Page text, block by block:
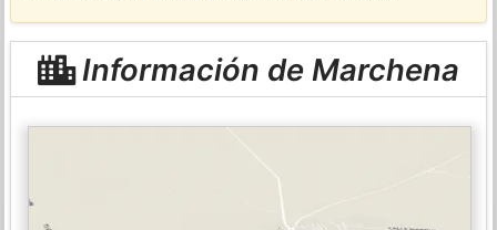
Información de Marchena